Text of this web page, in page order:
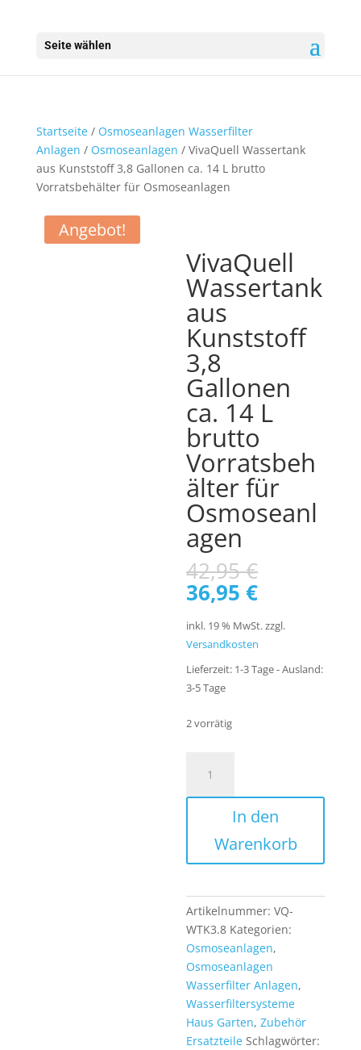
Seite wählen
Startseite/ Osmoseanlagen Wasserfilter
Anlagen / Osmoseanlagen / VivaQuell Wassertank
aus Kunststoff 3,8 Gallonen ca. 14 L brutto
Vorratsbehälter für Osmoseanlagen
Angebot!
VivaQuell
Wassertank
aus
Kunststoff
3,8
Gallonen
ca. 14 L
brutto
Vorratsbeh
älter für
Osmoseanl
agen
42,95€
42,95 €
36,95€Aktueller
ist:
36,95 €.
inkl. 19 % MwSt.zzgl.
Versandkosten
Lieferzeit: 1-3 Tage - Ausland:
3-5 Tage
2 vorrätig
Wassertank
aus
Kunststoff
Gallonen
L
brutto
Vorratsbehälter
für
Osmoseanlagen
Menge
In den
Warenkorb
Artikelnummer:VQ-
WTK3.8 Kategorien:
Osmoseanlagen,
Osmoseanlagen
Wasserfilter Anlagen,
Wasserfiltersysteme
Haus Garten,Zubehör
Ersatzteile Schlagwörter: